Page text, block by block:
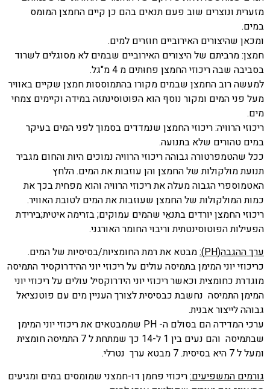
מזערית ונוצרים שוב פעם תנאים בהם כן קיים החמצן המומס
במים.
ומכאן שהיצורים האירוביים חוזרים למים.
חמצן: מרביתם של היצורים האירוביים שבמים לא מסוגלים לשרוד
בסביבה שבה ריכוזי החמצן פחוּתים מ 4 מ"גל.
למעשה רוב החמצן שבמים מקורו בהתמוססות חמצן שקיים באוויר
מעל פני המים ומקור נוסף הוא הפוטוסינתזה במידה וקיימים צמחי
מים.
ריכוזי הרוויה: ריכוזי החמצן שנמדדים בסמוך לפני המים בעיקר
במים טהורים שלא בתנועה.
ככל שהטמפרטורה גבוהה ריכוזי הרוויה נמוכים היות והחום מגביר
תנועת מולקולות של החמצן והן עוזבות את המים. הלחץ
האטמוספרי הגבוה מעלה את ריכוזי הרוויה והוא מפחית בכך את
כמות המולקולות של החמצן שעוזבות את המים לטובת האוויר.
ריכוזי החמצן יורדים בתנאֵי שהמים עמוקים; בזרימה איטית;בירידת
הפעילות הפוטוסינטתית וריבוי החומר האורגני.
ערך ההגבה(PH
):מבטא את רמת החומציות/בסיסיות של המים.
כריכוזי יוני המימן בתמיסה עולים על ריכוזי יוני ההידרוקסיד התמיסה
מוגדרת כחומצית וכאשר ריכוזי יוני הידרוקסיל עולים על ריכוזי יוני
המימן התמיסה נחשבת כבסיסית לצורך העניין מים עם פוטנציאל
גבוהה לייצור אבנית.
ערכי המדידה הם בסולם ה- PH שממבטאים את ריכוזי יוני המימן
שבתמיסה והם נעים בין 1 ל-14 כך שמתחת ל 7 התמיסה חומצית
ומעל ל 7 היא בסיסית. 7 מבטא ערך נטרלי.
גורמים המשפיעים:ריכוזי פחמן דו-חמצני שמומסים במים ומגיעים